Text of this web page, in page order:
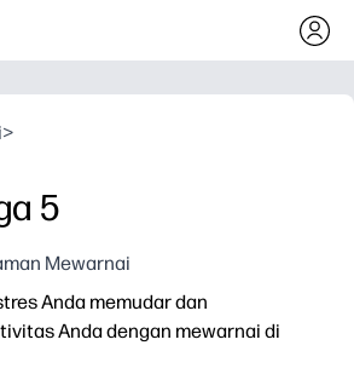
>
5
Mewarnai
Anda memudar dan
Anda dengan mewarnai di